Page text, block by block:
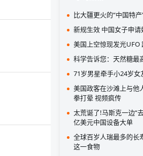
比大疆更火的“中国特
新规生效 中国女子申
美国上空惊现发光UFO
科学告诉您：天然糖最
71岁男星牵手小24岁
美国政客在沙滩上与他
拳打晕 视频疯传
太荒诞了!马斯克一边“
亿美元中国设备大单
全球百岁人瑞最多的长
这一食物